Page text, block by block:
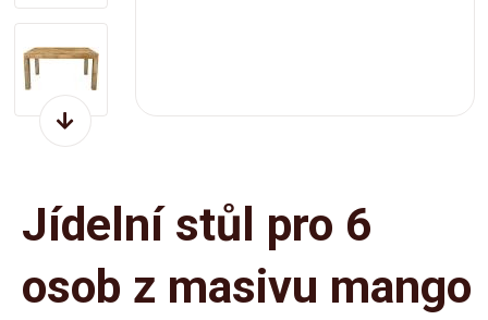
Jídelní stůl pro 6
osob z masivu mango